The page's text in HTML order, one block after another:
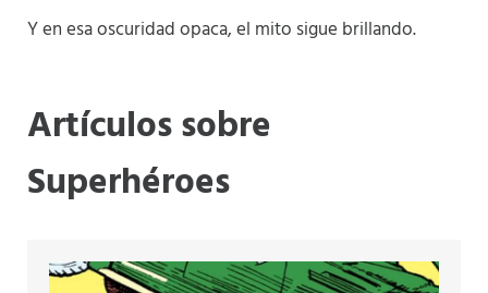
Y en esa oscuridad opaca, el mito sigue brillando.
Artículos sobre
Superhéroes